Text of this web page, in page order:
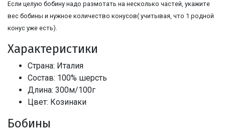
Если целую бобину надо размотать на несколько частей, укажите
вес бобины и нужное количество конусов( учитывая, что 1 родной
конус уже есть).
Характеристики
Страна: Италия
Состав: 100% шерсть
Длина: 300м/100г
Цвет: Козинаки
Бобины